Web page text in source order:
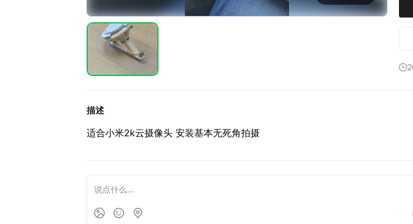

描述
适合小米2k云摄像头 安装基本无死角拍摄